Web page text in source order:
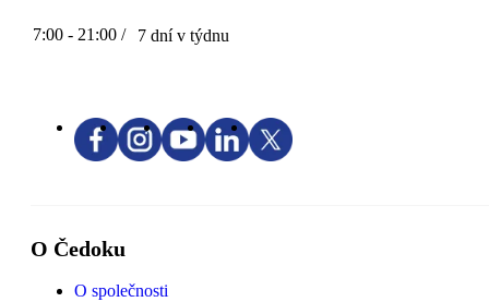
7:00 - 21:00 / 7 dní v týdnu
O Čedoku
O společnosti